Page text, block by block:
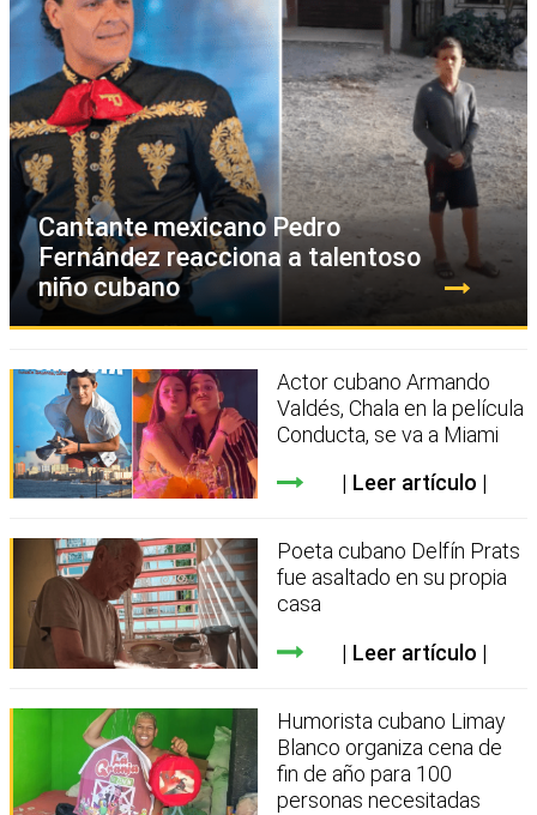
Cantante mexicano Pedro
Fernández reacciona a talentoso
niño cubano
Actor cubano Armando
Valdés, Chala en la película
Conducta, se va a Miami
Leer artículo
Poeta cubano Delfín Prats
fue asaltado en su propia
casa
Leer artículo
Humorista cubano Limay
Blanco organiza cena de
fin de año para 100
personas necesitadas